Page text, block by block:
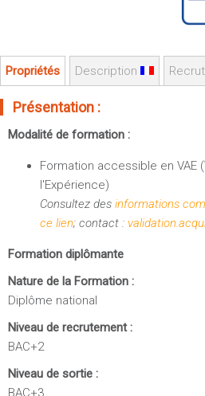
UFR FS (Chimie, Mathématique,
UFR Biosciences (Biologie, Biochimie)
GEP (Génie Electrique des Procédés -
Informatique (Département
Fermer
Intranet des personnels
Stage et emploi
Portefeuille d'Expériences et
de Compétences
Propriétés Description
Présentation :
Modalité de formation :
Formation accessible en VAE
l'Expérience)
Consultez des informations
ce lien; contact :
Formation diplômante
Nature de la Formation :
Diplôme national
Niveau de recrutement :
BAC+2
Niveau de sortie :
BAC+3